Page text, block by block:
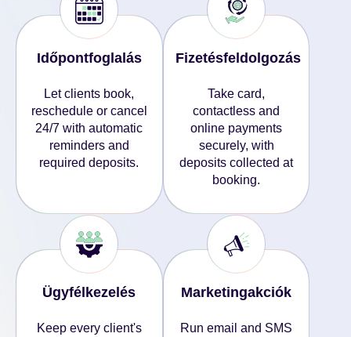
Időpontfoglalás
Let clients book,
reschedule or cancel
24/7 with automatic
reminders and
required deposits.
Fizetésfeldolgozás
Take card,
contactless and
online payments
securely, with
deposits collected at
booking.
Ügyfélkezelés
Keep every client's
Marketingakciók
Run email and SMS